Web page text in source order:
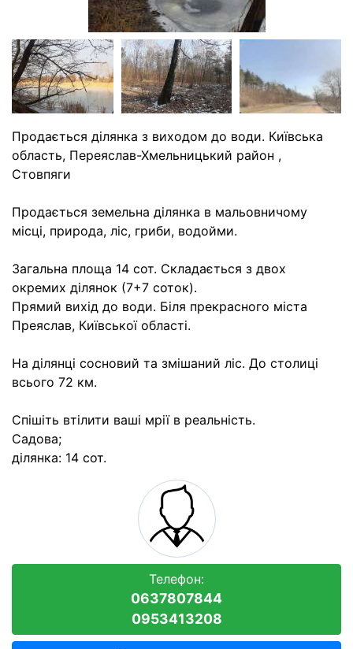
Продається ділянка з виходом до води. Київська
область, Переяслав-Хмельницький район ,
Стовпяги
Продається земельна ділянка в мальовничому
місці, природа, ліс, гриби, водойми.
Загальна площа 14 сот. Складається з двох
окремих ділянок (7+7 соток).
Прямий вихід до води. Біля прекрасного міста
Преяслав, Київської області.
На ділянці сосновий та змішаний ліс. До столиці
всього 72 км.
Спішіть втілити ваші мрії в реальність.
Садова;
ділянка: 14 сот.
Телефон:
0637807844
0953413208